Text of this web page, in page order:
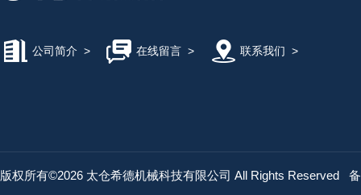
公司简介 > 在线留言> 联系我们 >
版权所有©2026 太仓希德机械科技有限公司 All Rights Reserved